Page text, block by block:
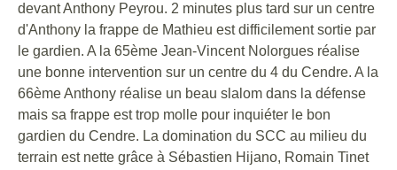
devant Anthony Peyrou. 2 minutes plus tard sur un centre
d'Anthony la frappe de Mathieu est difficilement sortie par
le gardien. A la 65ème Jean-Vincent Nolorgues réalise
une bonne intervention sur un centre du 4 du Cendre. A la
66ème Anthony réalise un beau slalom dans la défense
mais sa frappe est trop molle pour inquiéter le bon
gardien du Cendre. La domination du SCC au milieu du
terrain est nette grâce à Sébastien Hijano, Romain Tinet